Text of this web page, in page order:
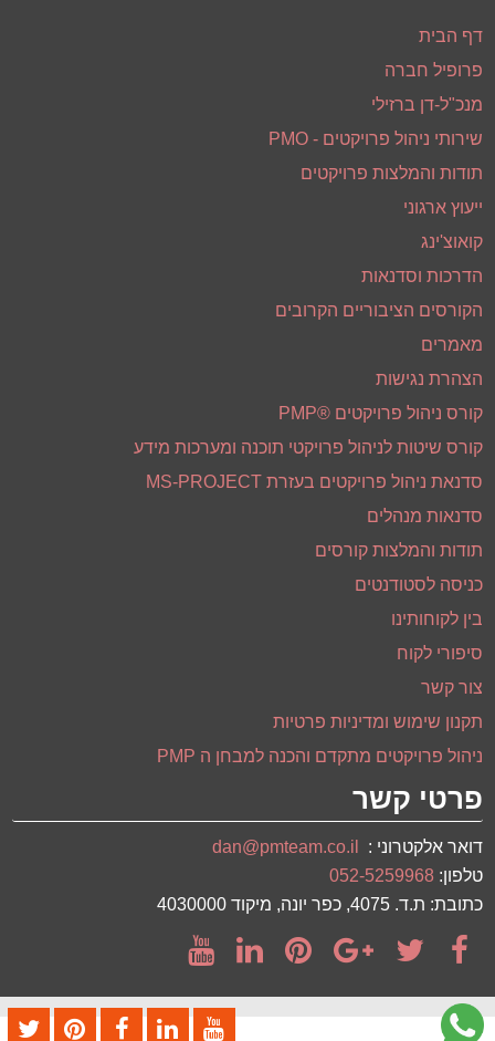
דף הבית
פרופיל חברה
מנכ"ל-דן ברזילי
שירותי ניהול פרויקטים - PMO
תודות והמלצות פרויקטים
ייעוץ ארגוני
קואוצ'ינג
הדרכות וסדנאות
הקורסים הציבוריים הקרובים
מאמרים
הצהרת נגישות
קורס ניהול פרויקטים ®PMP
קורס שיטות לניהול פרויקטי תוכנה ומערכות מידע
סדנאת ניהול פרויקטים בעזרת MS-PROJECT
סדנאות מנהלים
תודות והמלצות קורסים
כניסה לסטודנטים
בין לקוחותינו
סיפורי לקוח
צור קשר
תקנון שימוש ומדיניות פרטיות
ניהול פרויקטים מתקדם והכנה למבחן ה PMP
פרטי קשר
דואר אלקטרוני :
dan@pmteam.co.il
טלפון:052-5259968
כתובת: ת.ד. 4075, כפר יונה, מיקוד 4030000